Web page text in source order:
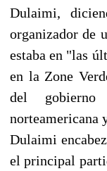
Dulaimi,
organizador de
estaba en "las
en la Zone
del
norteamericana
Dulaimi
el principal